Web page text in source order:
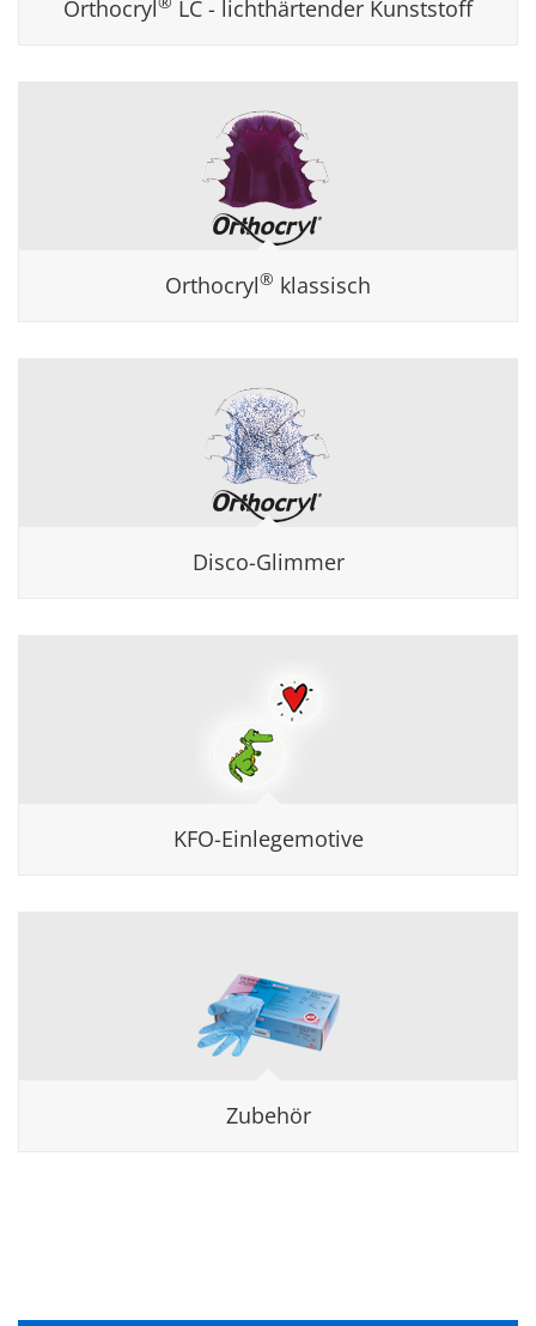
Orthocryl LC - lichthärtender Kunststoff
Orthocryl® klassisch
Disco-Glimmer
KFO-Einlegemotive
Zubehör